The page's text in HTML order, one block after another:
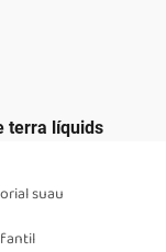
terra líquids
suau